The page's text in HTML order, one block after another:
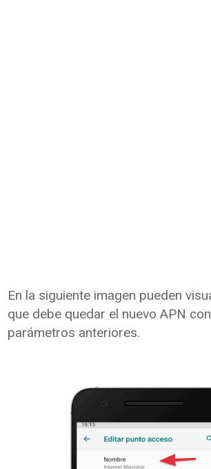
En la siguiente imagen pueden
que debe quedar el nuevo APN
parámetros anteriores.